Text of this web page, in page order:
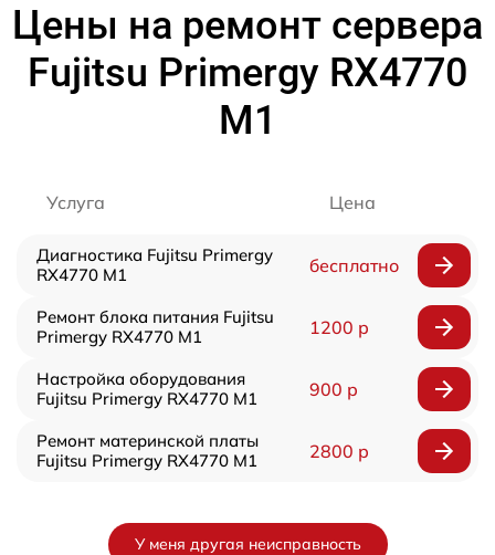
Цены на ремонт сервера
Fujitsu Primergy RX4770
M1
Услуга Цена
Диагностика Fujitsu Primergy
RX4770 M1
бесплатно
Ремонт блока питания Fujitsu
Primergy RX4770 M1
1200 р
Настройка оборудования
Fujitsu Primergy RX4770 M1
900 р
Ремонт материнской платы
Fujitsu Primergy RX4770 M1
2800 р
У меня другая неисправность